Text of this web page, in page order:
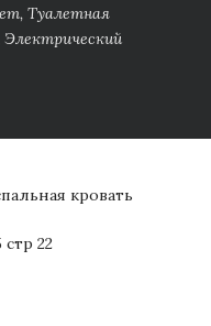
Туалетная
Электрический
кровать
22